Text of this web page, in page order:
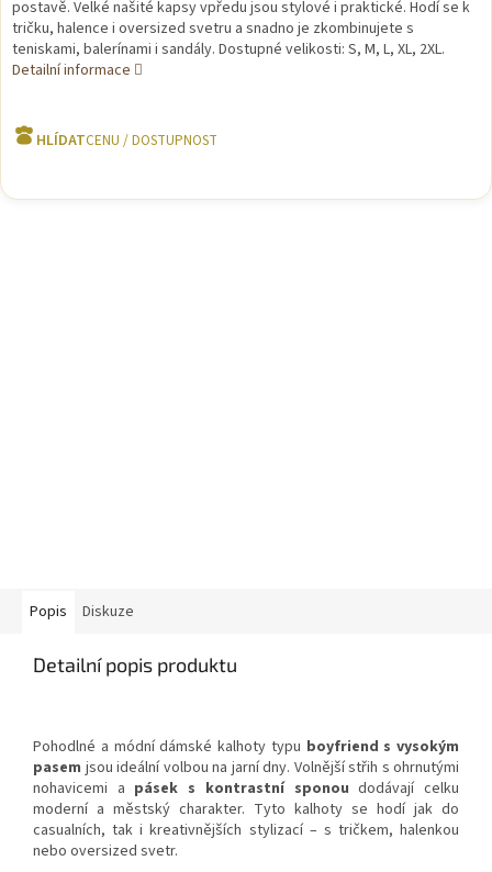
postavě. Velké našité kapsy vpředu jsou stylové i praktické. Hodí se k
tričku, halence i oversized svetru a snadno je zkombinujete s
teniskami, balerínami i sandály. Dostupné velikosti: S, M, L, XL, 2XL.
Detailní informace
HLÍDAT
Popis Diskuze
Detailní popis produktu
Pohodlné a módní dámské kalhoty typu boyfriend s vysokým
pasem jsou ideální volbou na jarní dny. Volnější střih s ohrnutými
nohavicemi a pásek s kontrastní sponou dodávají celku
moderní a městský charakter. Tyto kalhoty se hodí jak do
casualních, tak i kreativnějších stylizací – s tričkem, halenkou
nebo oversized svetr.